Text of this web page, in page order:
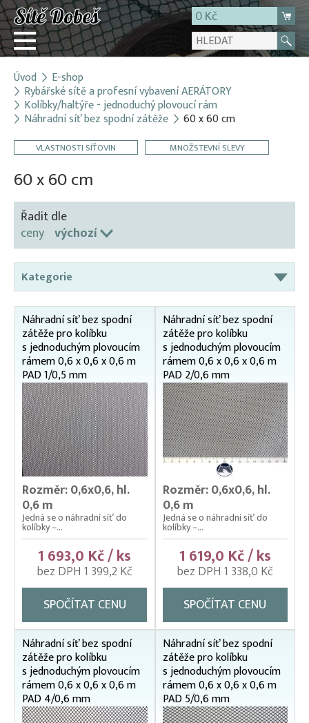
0 Kč
Přihlásit
Registrace
O firmě
Kontakt
Úvod E-shop
Rybářské sítě a profesní vybavení AERÁTORY
Kolíbky/haltýře - jednoduchý plovoucí rám
Náhradní síť bez spodní zátěže 60 x 60 cm
VLASTNOSTI SÍŤOVIN MNOŽSTEVNÍ SLEVY
60 x 60 cm
Řadit dle
ceny výchozí
Kategorie
Čeřeny hospodářské
Kádě, kbelíky, vany
Kesery a saky na ryby
Kolíbky – klecové plovoucí odchovny
Kolíbky – krycí sítě na kolíbky
Kolíbky/haltýře – dvojitý plovoucí rám
Kolíbky/haltýře – jednoduchý plovoucí rám
100 x 100 cm
125 x 125 cm
150 x 150 cm
60 x 60 cm
Náhradní síť bez spodní zátěže
100 x 100 cm
125 x 125 cm
150 x 150 cm
60 x 60 cm
Náhradní síť se spodní zátěží (laminátem)
Kolíbky/haltýře jednoduché závěsné (klecové sítě)
Krycí sítě na kádě a bazény
Náhradní síť bez spodní
zátěže pro kolíbku
s jednoduchým plovoucím
rámem 0,6 x 0,6 x 0,6 m
PAD 1/0,5 mm
Rozměr: 0,6x0,6, hl.
0,6 m
Jedná se o náhradní síť do
kolíbky –...
1 693,0 Kč / ks
bez DPH 1 399,2 Kč
SPOČÍTAT CENU
Náhradní síť bez spodní
zátěže pro kolíbku
s jednoduchým plovoucím
rámem 0,6 x 0,6 x 0,6 m
PAD 2/0,6 mm
Rozměr: 0,6x0,6, hl.
0,6 m
Jedná se o náhradní síť do
kolíbky –...
1 619,0 Kč / ks
bez DPH 1 338,0 Kč
SPOČÍTAT CENU
Náhradní síť bez spodní
zátěže pro kolíbku
s jednoduchým plovoucím
rámem 0,6 x 0,6 x 0,6 m
PAD 4/0,6 mm
Náhradní síť bez spodní
zátěže pro kolíbku
s jednoduchým plovoucím
rámem 0,6 x 0,6 x 0,6 m
PAD 5/0,6 mm